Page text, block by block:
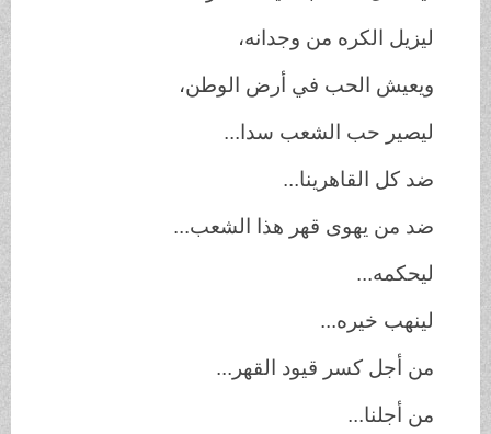
ليزيل الكره من وجدانه،
ويعيش الحب في أرض الوطن،
ليصير حب الشعب سدا...
ضد كل القاهرينا...
ضد من يهوى قهر هذا الشعب...
ليحكمه...
لينهب خيره...
من أجل كسر قيود القهر...
من أجلنا...